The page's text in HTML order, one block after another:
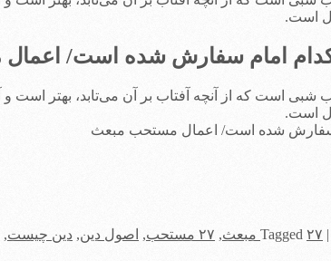
|
Tagged ۲۷ مبعث , ۲۷ مستحب , اصول دین, دین چیست,